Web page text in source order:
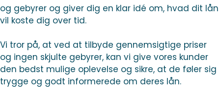
og gebyrer og giver dig en klar idé om, hvad dit lån
vil koste dig over tid.
Vi tror på, at ved at tilbyde gennemsigtige priser
og ingen skjulte gebyrer, kan vi give vores kunder
den bedst mulige oplevelse og sikre, at de føler sig
trygge og godt informerede om deres lån.